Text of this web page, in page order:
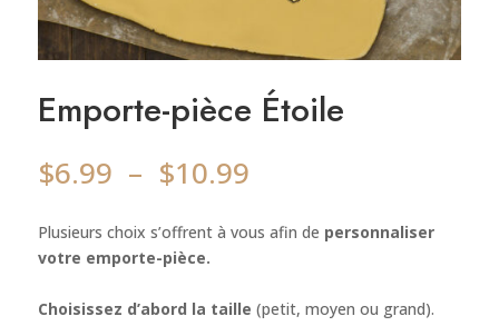
Emporte-pièce Étoile
$6.99 – $10.99Plage
prix :
$6.99
$10.99
Plusieurs choix s’offrent à vous afin de personnaliser
votre emporte-pièce.
Choisissez d’abord la taille (petit, moyen ou grand).